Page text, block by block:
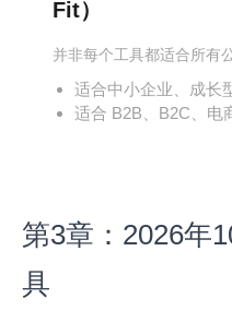
Fit）
并非每个工具都适合所有
适合中小企业、成长
适合 B2B、B2C、电
第3章：2026年
具